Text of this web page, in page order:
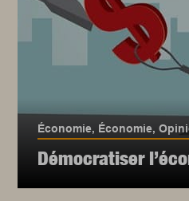
Économie, Économie,
Démocratiser